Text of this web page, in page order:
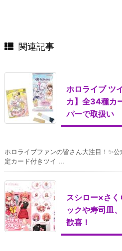
関連記事
ホロライブ ツ
カ】全34種カ
パーで取扱い
ホロライブファンの皆さん大注目！✨
定カード付きツイ ...
スシロー×さ
ックや寿司皿
歓喜！